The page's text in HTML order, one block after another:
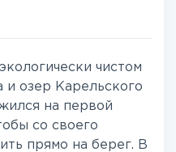
чистом
и озер Карельского
на первой
со своего
прямо на берег. В